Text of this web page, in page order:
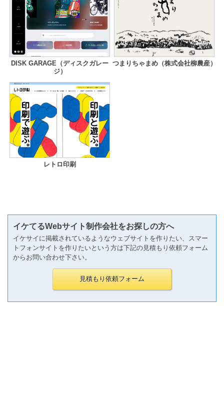
DISK GARAGE（ディスクガレー
ジ）
つまりちゃまめ（株式会社柳農産）
レトロ印刷
イケてるWebサイト制作会社をお探しの方へ
イケサイに掲載されているようなウェブサイトを作りたい、スマー
トフォンサイトを作りたいという方は下記の見積もり依頼フォーム
からお問い合わせ下さい。